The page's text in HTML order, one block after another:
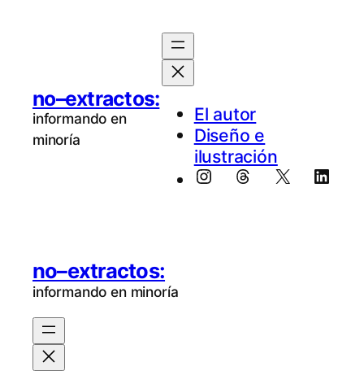
no–extractos:
informando en
minoría
El au­tor
Diseño e
ilustración
Instagram
Threads
X
no–extractos:
informando en minoría